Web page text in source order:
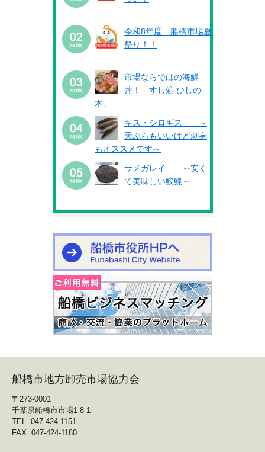
令和8年度 船橋市場夏
祭り！！
市場ならではの海鮮
丼！「すし処 ひしの
木」
キス・シロギス ～
天ぷらもいいけど刺身
もオススメです～
サメガレイ ～安く
て美味しい鮫鰈～
船橋市地方卸売市場協力会
〒273-0001
千葉県船橋市市場1-8-1
TEL. 047-424-1151
FAX. 047-424-1180